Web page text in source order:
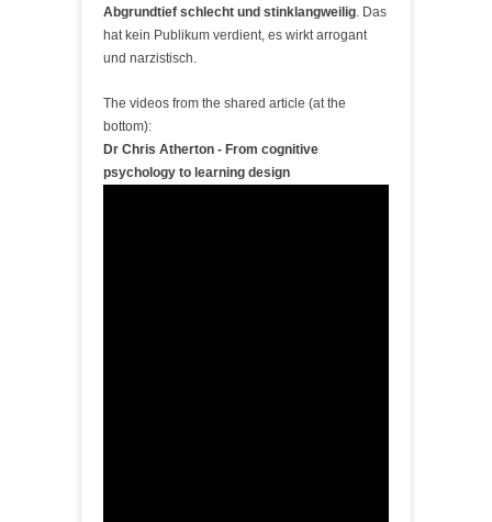
Abgrundtief schlecht und stinklangweilig. Das
hat kein Publikum verdient, es wirkt arrogant
und narzistisch.
The videos from the shared article (at the
bottom):
Dr Chris Atherton - From cognitive
psychology to learning design